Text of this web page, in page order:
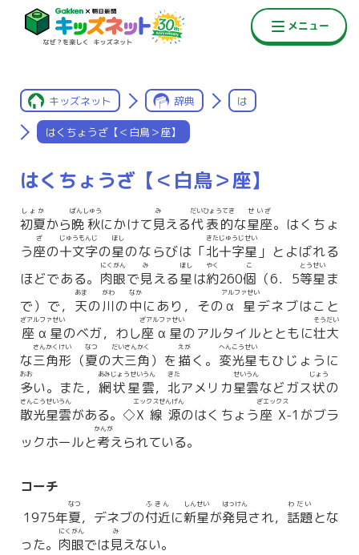
キッズネット 辞典 は
はくちょうざ【＜白鳥＞座】
はくちょうざ【＜白鳥＞座】
初夏
しょか
から晩秋
ばんしゅう
にかけて見
み
える代表的
だいひょうてき
な星座
せいざ
。はくちょ
う座
ざ
の十文字
じゅうもんじ
の星
ほし
のならびは「北十字星
きたじゅうじせい
」とよばれる
ほどである。 肉眼
にくがん
で見
み
える星
ほし
は約
やく
260個
こ
（6．5等星
とうせい
ま
で）で， 天
あま
の川
がわ
の中
なか
にあり，そのα星
アルファせい
デネブはこと
座α星
ざアルファせい
のベガ，わし座α星
ざアルファせい
のアルタイルとともに壮大
そうだい
な三角形
さんかくけい
（夏
なつ
の大三角
だいさんかく
）を 描
えが
く。 変光星
へんこうせい
もひじょうに
多
おお
い。また， 網状星雲
あみじょうせいうん
， 北
きた
アメリカ星雲
せいうん
などガス状
じょう
の
散光星雲
さんこうせいうん
がある。◇X線源
エックスせんげん
のはくちょう座X
ざエックス
-1がブラ
ックホールと考
かんが
えられている。
コーチ
1975年夏
なつ
，デネブの付近
ふきん
に新星
しんせい
が発見
はっけん
され， 話題
わだい
とな
った。 肉眼
にくがん
では見
み
えない。